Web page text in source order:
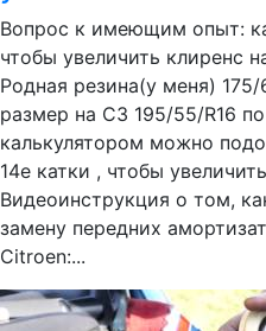
Вопрос к имеющим опыт:
чтобы увеличить клиренс
Родная резина(у меня)
размер на С3 195/55/R16
калькулятором можно
14е катки , чтобы
Видеоинструкция о том,
замену передних
Citroen:...